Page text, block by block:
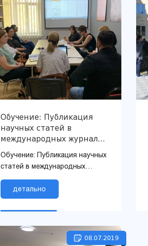
Обучение: Публикация
научных статей в
международных журналах
по высокоэффективным
объектам
Обучение: Публикация научных
статей в международных
высокоэффективным объектам
детально
08.07.2019